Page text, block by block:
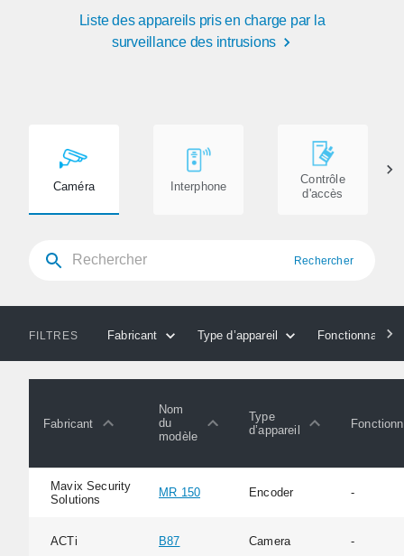
Liste des appareils pris en charge par la
surveillance des intrusions
Caméra Interphone
Contrôle
d'accès
Rechercher
FILTRES Fabricant Type d’appareil Fonctionnalités
Fabricant
Nom
du
modèle
Type
d’appareil
Mavix Security
Solutions
MR 150 Encoder -
ACTi B87 Camera -